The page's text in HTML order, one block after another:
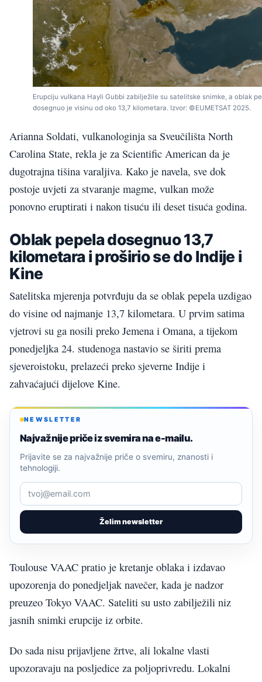
Erupciju vulkana Hayli Gubbi zabilježile su satelitske snimke, a oblak
dosegnuo je visinu od oko 13,7 kilometara. Izvor: ©EUMETSAT 2025.
Arianna Soldati, vulkanologinja sa Sveučilišta North
Carolina State, rekla je za Scientific American da je
dugotrajna tišina vara­ljiva. Kako je navela, sve dok
postoje uvjeti za stvaranje magme, vulkan može
ponovno eruptirati i nakon tisuću ili deset tisuća godina.
Oblak pepela dosegnuo 13,7
kilometara i proširio se do Indije i
Kine
Satelitska mjerenja potvrđuju da se oblak pepela uzdigao
do visine od najmanje 13,7 kilometara. U prvim satima
vjetrovi su ga nosili preko Jemena i Omana, a tijekom
ponedjeljka 24. studenoga nastavio se širiti prema
sjeveroistoku, prelazeći preko sjeverne Indije i
zahvaćajući dijelove Kine.
NEWSLETTER
Najvažnije priče iz svemira na e-mailu.
Želim newsletter
Prijavite se za najvažnije priče o svemiru, znanosti i
tehnologiji.
Toulouse VAAC pratio je kretanje oblaka i izdavao
upozorenja do ponedjeljak navečer, kada je nadzor
preuzeo Tokyo VAAC. Sateliti su usto zabilježili niz
jasnih snimki erupcije iz orbite.
Do sada nisu prijavljene žrtve, ali lokalne vlasti
upozoravaju na posljedice za poljoprivredu. Lokalni